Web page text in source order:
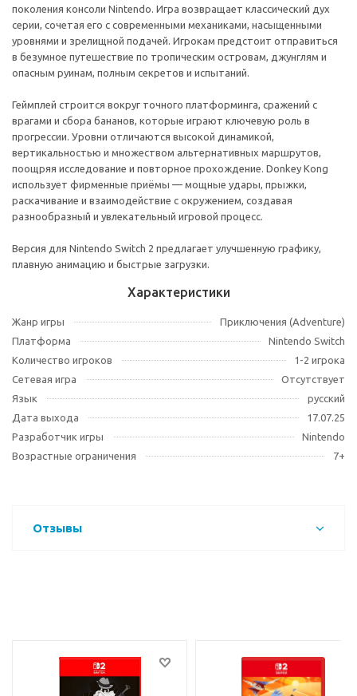
поколения консоли Nintendo. Игра возвращает классический дух
серии, сочетая его с современными механиками, насыщенными
уровнями и зрелищной подачей. Игрокам предстоит отправиться
в безумное путешествие по тропическим островам, джунглям и
опасным руинам, полным секретов и испытаний.
Геймплей строится вокруг точного платформинга, сражений с
врагами и сбора бананов, которые играют ключевую роль в
прогрессии. Уровни отличаются высокой динамикой,
вертикальностью и множеством альтернативных маршрутов,
поощряя исследование и повторное прохождение. Donkey Kong
использует фирменные приёмы — мощные удары, прыжки,
раскачивание и взаимодействие с окружением, создавая
разнообразный и увлекательный игровой процесс.
Версия для Nintendo Switch 2 предлагает улучшенную графику,
плавную анимацию и быстрые загрузки.
Характеристики
Жанр игры
Приключения (Adventure)
Платформа
Nintendo Switch
Количество игроков
1-2 игрока
Сетевая игра
Отсутствует
Язык
русский
Дата выхода
17.07.25
Разработчик игры
Nintendo
Возрастные ограничения
7+
Отзывы